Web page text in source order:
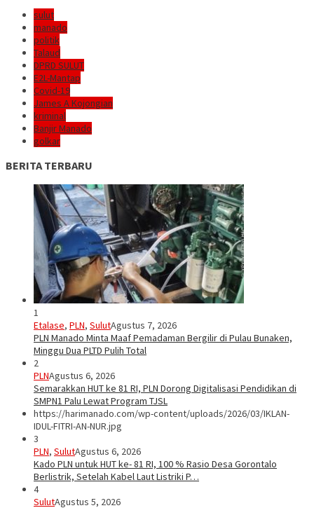
sulut
manado
politik
Talaud
DPRD SULUT
E2L-Mantap
Covid-19
James A Kojongian
kriminal
Banjir Manado
golkar
BERITA TERBARU
1
Etalase, PLN, SulutAgustus 7, 2026
PLN Manado Minta Maaf Pemadaman Bergilir di Pulau Bunaken,
Minggu Dua PLTD Pulih Total
2
PLNAgustus 6, 2026
Semarakkan HUT ke 81 RI, PLN Dorong Digitalisasi Pendidikan di
SMPN1 Palu Lewat Program TJSL
https://harimanado.com/wp-content/uploads/2026/03/IKLAN-
IDUL-FITRI-AN-NUR.jpg
3
PLN, SulutAgustus 6, 2026
Kado PLN untuk HUT ke- 81 RI, 100 % Rasio Desa Gorontalo
Berlistrik, Setelah Kabel Laut Listriki P…
4
SulutAgustus 5, 2026